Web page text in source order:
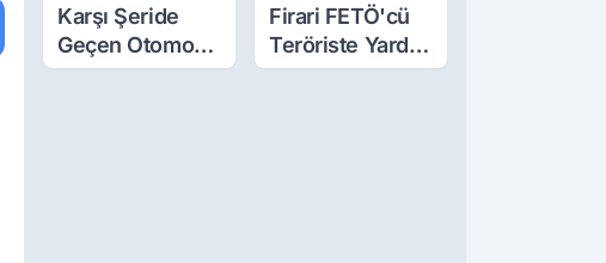
Karşı Şeride
Geçen Otomobil
Devrildi: Aile
Firari FETÖ'cü
Teröriste Yardım
Etti, Tutuklandı